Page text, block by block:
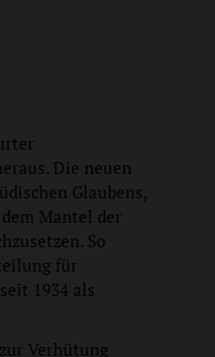
Die neuen
Glaubens,
Mantel der
So
für
1934 als
Verhütung